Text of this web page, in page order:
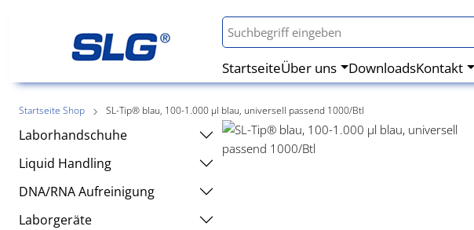
StartseiteÜber uns DownloadsKontakt
Startseite Shop SL-Tip® blau, 100-1.000 µl blau, universell passend 1000/Btl
Laborhandschuhe
Liquid Handling
DNA/RNA Aufreinigung
Laborgeräte